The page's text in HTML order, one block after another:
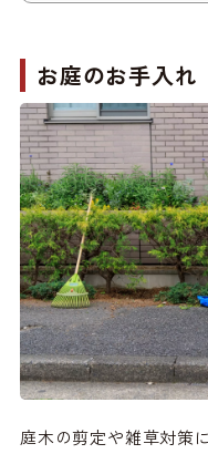
お庭のお手入れ
庭木の剪定や雑草対策